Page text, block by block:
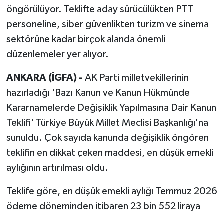
öngörülüyor. Teklifte aday sürücülükten PTT
personeline, siber güvenlikten turizm ve sinema
sektörüne kadar birçok alanda önemli
düzenlemeler yer alıyor.
ANKARA (İGFA) - AK Parti milletvekillerinin
hazırladığı 'Bazı Kanun ve Kanun Hükmünde
Kararnamelerde Değişiklik Yapılmasına Dair Kanun
Teklifi' Türkiye Büyük Millet Meclisi Başkanlığı'na
sunuldu. Çok sayıda kanunda değişiklik öngören
teklifin en dikkat çeken maddesi, en düşük emekli
aylığının artırılması oldu.
Teklife göre, en düşük emekli aylığı Temmuz 2026
ödeme döneminden itibaren 23 bin 552 liraya